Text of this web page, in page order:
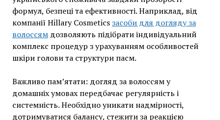
формул, безпеці та ефективності. Наприклад, від
компанії Hillary Cosmeticsзасоби для догляду за
волоссямдозволяють підібрати індивідуальний
комплекс процедур з урахуванням особливостей
шкіри голови та структури пасм.
Важливо пам’ятати: догляд за волоссям у
домашніх умовах передбачає регулярність і
системність. Необхідно уникати надмірності,
дотримуватися балансу, стежити за реакцією